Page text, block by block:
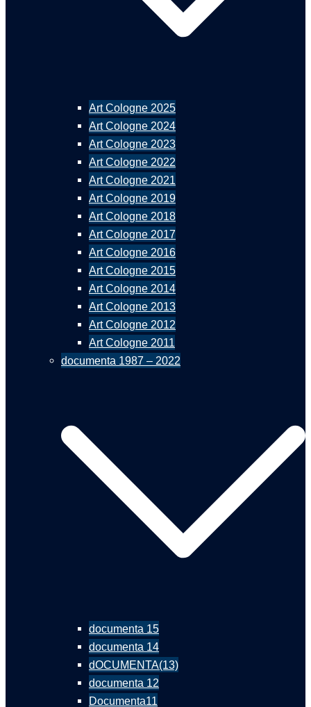
Art Cologne 2025
Art Cologne 2024
Art Cologne 2023
Art Cologne 2022
Art Cologne 2021
Art Cologne 2019
Art Cologne 2018
Art Cologne 2017
Art Cologne 2016
Art Cologne 2015
Art Cologne 2014
Art Cologne 2013
Art Cologne 2012
Art Cologne 2011
documenta 1987 – 2022
documenta 15
documenta 14
dOCUMENTA(13)
documenta 12
Documenta11